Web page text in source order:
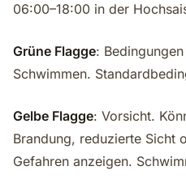
06:00–18:00 in der
Grüne Flagge:
Schwimmen.
Gelbe Flagge: Vorsicht.
Brandung, reduzierte Sicht
Gefahren anzeigen.